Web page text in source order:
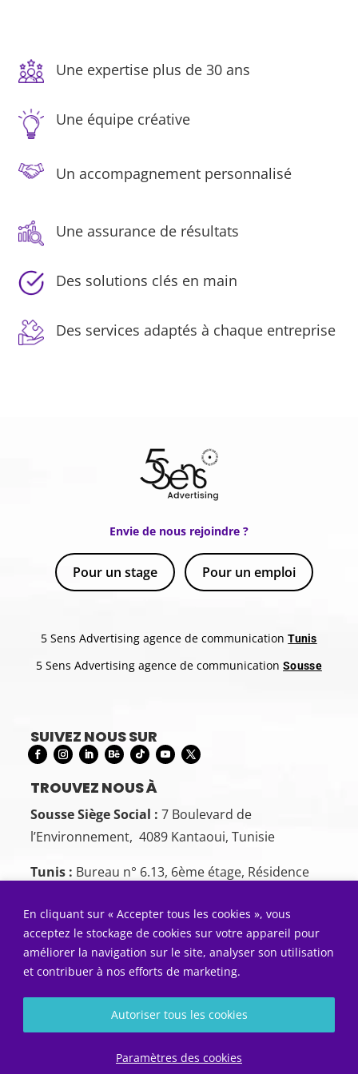
En cliquant sur « Accepter tous les cookies », vous
acceptez le stockage de cookies sur votre appareil pour
améliorer la navigation sur le site, analyser son utilisation
et contribuer à nos efforts de marketing.
Paramètres des cookies
Autoriser tous les cookies
Une expertise plus de 30 ans
Une équipe créative
Un accompagnement personnalisé
Une assurance de résultats
Des solutions clés en main
Des services adaptés à chaque entreprise
Envie de nous rejoindre ?
Pour un stage Pour un emploi
5 Sens Advertising agence de communicationTunis
5 Sens Advertising agence de communicationSousse
SUIVEZ NOUS SUR
TROUVEZ NOUS À
Sousse Siège Social : 7 Boulevard de
l’Environnement, 4089 Kantaoui, Tunisie
Tunis : Bureau n° 6.13, 6ème étage, Résidence
CONTACTEZ-NOUS
Sousse: +216 26 00 00 88
Tunis:+216 22 50 55 01
ENVOYEZ NOUS UN COURRIEL
Contact@5sens.tn